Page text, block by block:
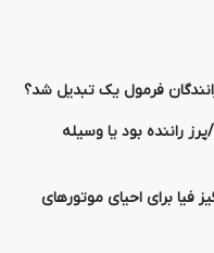
فرمول یک تبدیل شد؟
راننده بود یا وسیله
برای احیای موتورهای